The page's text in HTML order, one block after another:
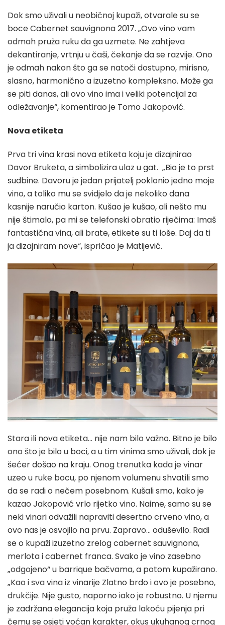
Dok smo uživali u neobičnoj kupaži, otvarale su se
boce Cabernet sauvignona 2017. „Ovo vino vam
odmah pruža ruku da ga uzmete. Ne zahtjeva
dekantiranje, vrtnju u čaši, čekanje da se razvije. Ono
je odmah nakon što ga se natoči dostupno, mirisno,
slasno, harmonično a izuzetno kompleksno. Može ga
se piti danas, ali ovo vino ima i veliki potencijal za
odležavanje“, komentirao je Tomo Jakopović.
Nova etiketa
Prva tri vina krasi nova etiketa koju je dizajnirao
Davor Bruketa, a simbolizira ulaz u gat. „Bio je to prst
sudbine. Davoru je jedan prijatelj poklonio jedno moje
vino, a toliko mu se svidjelo da je nekoliko dana
kasnije naručio karton. Kušao je kušao, ali nešto mu
nije štimalo, pa mi se telefonski obratio riječima: Imaš
fantastična vina, ali brate, etikete su ti loše. Daj da ti
ja dizajniram nove“, ispričao je Matijević.
Stara ili nova etiketa… nije nam bilo važno. Bitno je bilo
ono što je bilo u boci, a u tim vinima smo uživali, dok je
šećer došao na kraju. Onog trenutka kada je vinar
uzeo u ruke bocu, po njenom volumenu shvatili smo
da se radi o nečem posebnom. Kušali smo, kako je
kazao Jakopović vrlo rijetko vino. Naime, samo su se
neki vinari odvažili napraviti desertno crveno vino, a
ovo nas je osvojilo na prvu. Zapravo… oduševilo. Radi
se o kupaži izuzetno zrelog cabernet sauvignona,
merlota i cabernet franca. Svako je vino zasebno
„odgojeno“ u barrique bačvama, a potom kupažirano.
„Kao i sva vina iz vinarije Zlatno brdo i ovo je posebno,
drukčije. Nije gusto, naporno iako je robustno. U njemu
je zadržana elegancija koja pruža lakoću pijenja pri
čemu se osjeti voćan karakter, okus ukuhanog crnog